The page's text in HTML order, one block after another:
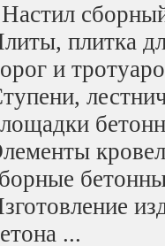
плитка
и
...